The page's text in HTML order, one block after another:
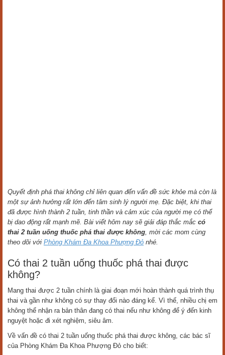
Quyết định phá thai không chỉ liên quan đến vấn đề sức khỏe mà còn là
một sự ảnh hưởng rất lớn đến tâm sinh lý người mẹ. Đặc biệt, khi thai
đã được hình thành 2 tuần, tinh thần và cảm xúc của người mẹ có thể
bị dao động rất mạnh mẽ. Bài viết hôm nay sẽ giải đáp thắc mắc có
thai 2 tuần uống thuốc phá thai được không, mời các mom cùng
theo dõi với Phòng Khám Đa Khoa Phượng Đỏ nhé.
Có thai 2 tuần uống thuốc phá thai được
không?
Mang thai được 2 tuần chính là giai đoạn mới hoàn thành quá trình thụ
thai và gần như không có sự thay đổi nào đáng kể. Vì thế, nhiều chị em
không thể nhận ra bản thân đang có thai nếu như không để ý đến kinh
nguyệt hoặc đi xét nghiệm, siêu âm.
Về vấn đề có thai 2 tuần uống thuốc phá thai được không, các bác sĩ
của Phòng Khám Đa Khoa Phượng Đỏ cho biết: